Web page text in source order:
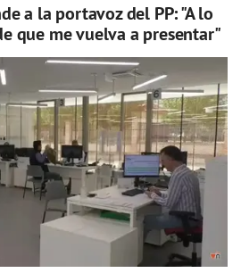
a la portavoz del PP: "A lo
que me vuelva a presentar"